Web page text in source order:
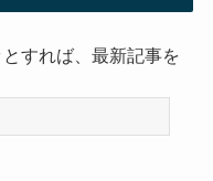
すれば、最新記事を